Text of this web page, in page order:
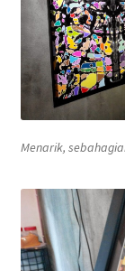
Menarik,